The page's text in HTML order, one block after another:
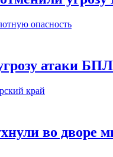
атаки
во дворе